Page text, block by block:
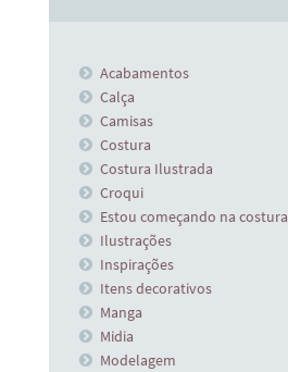
Acabamentos
Calça
Camisas
Costura
Costura Ilustrada
Croqui
Estou começando na costura
Ilustrações
Inspirações
Itens decorativos
Manga
Midia
Modelagem